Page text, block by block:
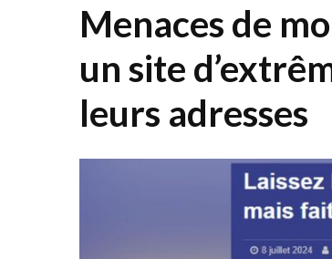
Menaces de
un site
leurs adresses